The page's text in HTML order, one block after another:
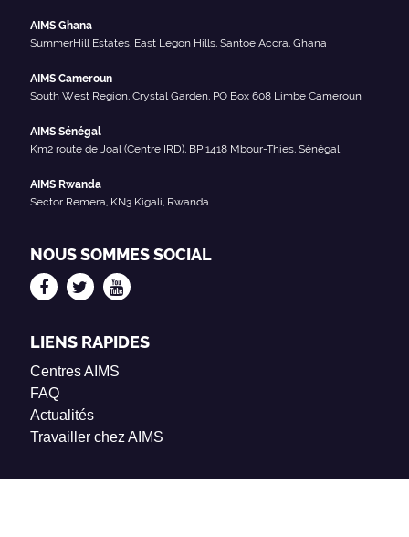
AIMS Ghana
SummerHill Estates, East Legon Hills, Santoe Accra, Ghana
AIMS Cameroun
South West Region, Crystal Garden, PO Box 608 Limbe Cameroun
AIMS Sénégal
Km2 route de Joal (Centre IRD), BP 1418 Mbour-Thies, Sénégal
AIMS Rwanda
Sector Remera, KN3 Kigali, Rwanda
NOUS SOMMES SOCIAL
LIENS RAPIDES
Centres AIMS
FAQ
Actualités
Travailler chez AIMS